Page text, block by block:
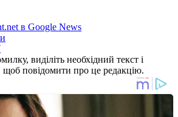
в Google News
виділіть необхідний текст і
щоб повідомити про це редакцію.